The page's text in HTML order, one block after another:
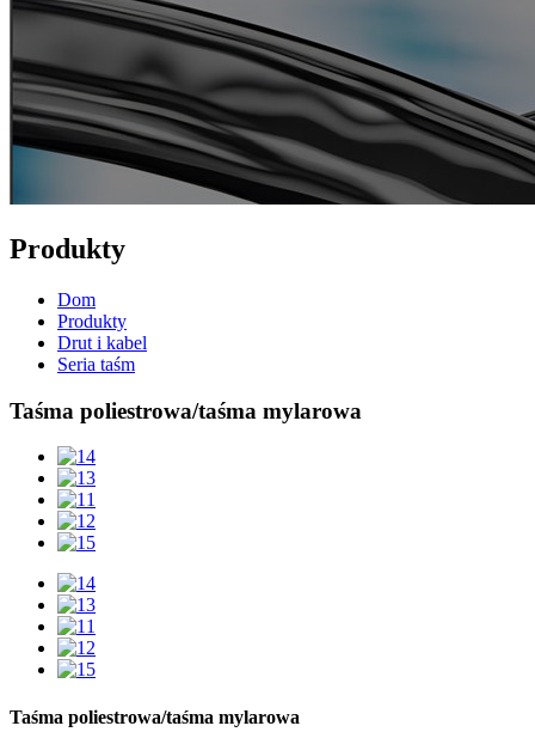
Produkty
Dom
Produkty
Drut i kabel
Seria taśm
Taśma poliestrowa/taśma mylarowa
Taśma poliestrowa/taśma mylarowa